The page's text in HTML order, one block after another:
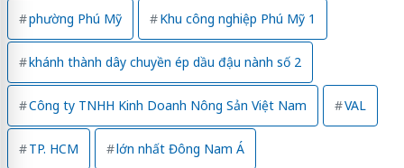
phường Phú Mỹ Khu công nghiệp Phú Mỹ 1
khánh thành dây chuyền ép dầu đậu nành số 2
Công ty TNHH Kinh Doanh Nông Sản Việt Nam VAL
TP. HCM lớn nhất Đông Nam Á